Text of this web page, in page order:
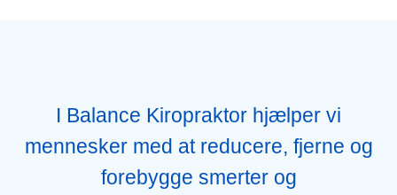
I Balance Kiropraktor hjælper vi
mennesker med at reducere, fjerne og
forebygge smerter og